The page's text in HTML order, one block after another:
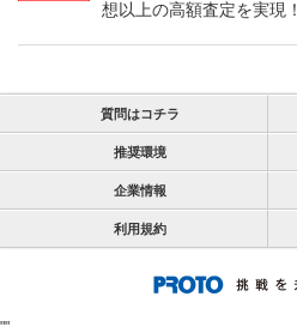
想以上の高額査定を実現！
質問はコチラ
推奨環境
企業情報
利用規約
""